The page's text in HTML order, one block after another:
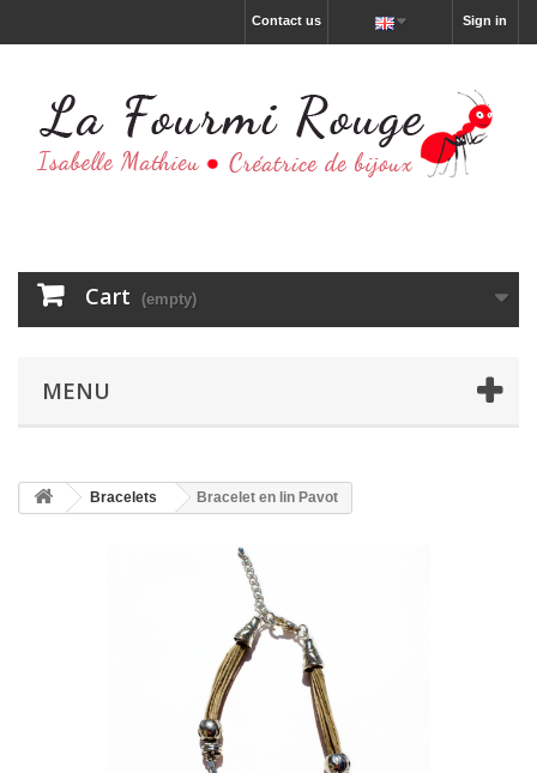
Sign in
Contact us
Cart (empty)
MENU
Bracelets Bracelet en lin Pavot